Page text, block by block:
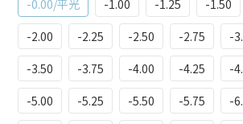
-0.00/平光 -1.00 -1.25 -1.50
-2.00
-2.25 -2.50 -2.75 -
-3.50
-3.75 -4.00 -4.25 -
-5.00
-5.25 -5.50 -5.75 -